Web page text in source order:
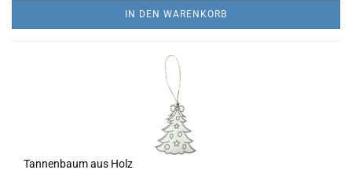
IN DEN WARENKORB
Tannenbaum aus Holz